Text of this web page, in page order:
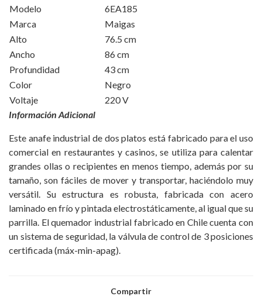
Modelo
6EA185
Marca
Maigas
Alto
76.5 cm
Ancho
86 cm
Profundidad
43 cm
Color
Negro
Voltaje
220 V
Información Adicional
Este anafe industrial de dos platos está fabricado para el uso
comercial en restaurantes y casinos, se utiliza para calentar
grandes ollas o recipientes en menos tiempo, además por su
tamaño, son fáciles de mover y transportar, haciéndolo muy
versátil. Su estructura es robusta, fabricada con acero
laminado en frío y pintada electrostáticamente, al igual que su
parrilla. El quemador industrial fabricado en Chile cuenta con
un sistema de seguridad, la válvula de control de 3 posiciones
certificada (máx-min-apag).
Compartir